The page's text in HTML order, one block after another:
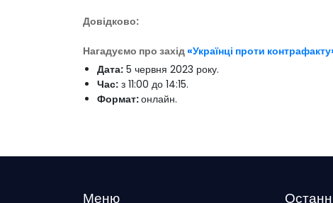
Довідково:
Нагадуємо про захід«Українці проти
Дата: 5 червня 2023 року.
Час: з 11:00 до 14:15.
Формат:онлайн.
Меню